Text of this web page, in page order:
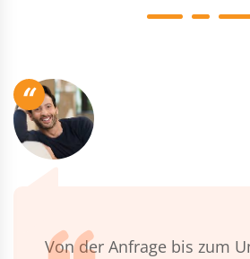
“
Von der Anfrage bis zum